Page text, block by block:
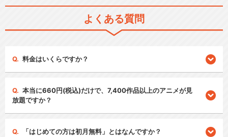
よくある質問
料金はいくらですか？
本当に660円(税込)だけで、7,400作品以上のアニメが見
放題ですか？
「はじめての方は初月無料」とはなんですか？